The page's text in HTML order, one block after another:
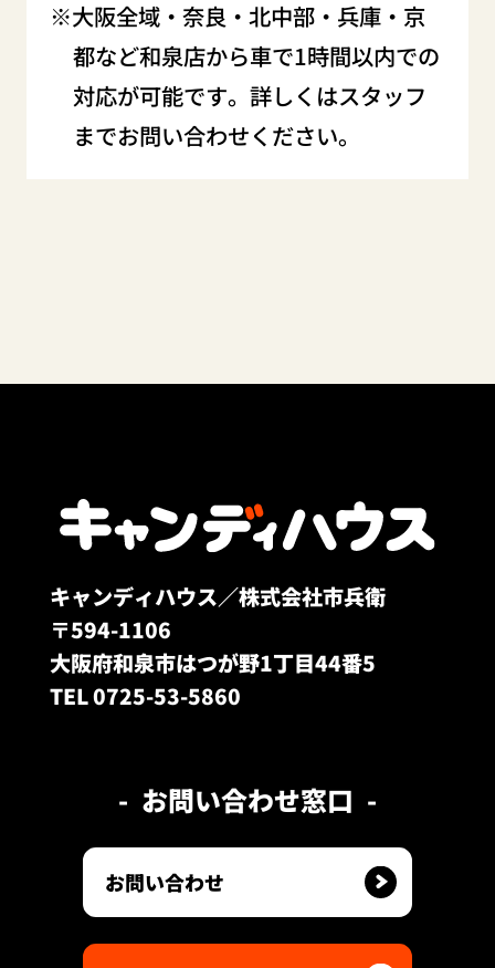
大阪全域・奈良・北中部・兵庫・京
都など和泉店から車で1時間以内での
対応が可能です。詳しくはスタッフ
までお問い合わせください。
キャンディハウス／株式会社市兵衛
〒594-1106
大阪府和泉市はつが野1丁目44番5
TEL 0725-53-5860
お問い合わせ窓口
お問い合わせ